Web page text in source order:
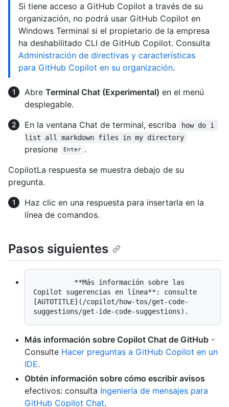
Si tiene acceso a GitHub Copilot a través de su
organización, no podrá usar GitHub Copilot en
Windows Terminal si el propietario de la empresa
ha deshabilitado CLI de GitHub Copilot. Consulta
Administración de directivas y características
para GitHub Copilot en su organización.
Abre Terminal Chat (Experimental) en el menú
desplegable.
En la ventana Chat de terminal, escriba
how do i
list all markdown files in my directory
presione Enter .
CopilotLa respuesta se muestra debajo de su
pregunta.
Haz clic en una respuesta para insertarla en la
línea de comandos.
Pasos siguientes
Copilot sugerencias en línea**: consulte
[AUTOTITLE](/copilot/how-tos/get-code-
Más información sobre Copilot Chat de GitHub -
Consulte Hacer preguntas a GitHub Copilot en un
IDE.
Obtén información sobre cómo escribir avisos
efectivos: consulta Ingeniería de mensajes para
GitHub Copilot Chat.